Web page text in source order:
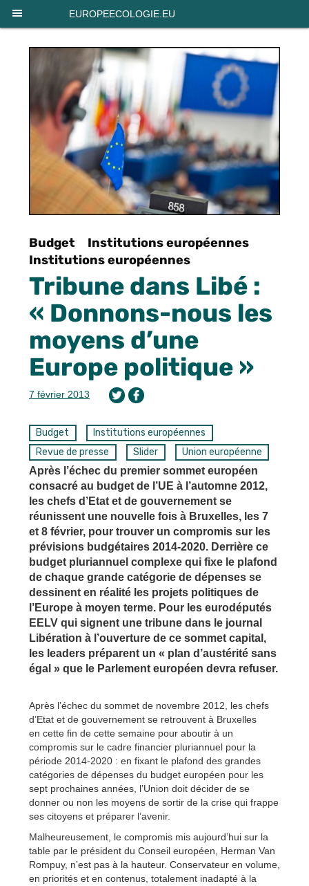
EUROPEECOLOGIE.EU
Budget
Institutions européennes
Institutions européennes
Tribune dans Libé :
« Donnons-nous les
moyens d’une
Europe politique »
7 février 2013
Budget
Institutions européennes
Revue de presse
Slider
Union européenne
Après l’échec du premier sommet européen
consacré au budget de l’UE à l’automne 2012,
les chefs d’Etat et de gouvernement se
réunissent une nouvelle fois à Bruxelles, les 7
et 8 février, pour trouver un compromis sur les
prévisions budgétaires 2014-2020. Derrière ce
budget pluriannuel complexe qui fixe le plafond
de chaque grande catégorie de dépenses se
dessinent en réalité les projets politiques de
l’Europe à moyen terme. Pour les eurodéputés
EELV qui signent une tribune dans le journal
Libération à l’ouverture de ce sommet capital,
les leaders préparent un « plan d’austérité sans
égal » que le Parlement européen devra refuser.
Après l’échec du sommet de novembre 2012, les chefs
d’Etat et de gouvernement se retrouvent à Bruxelles
en cette fin de cette semaine pour aboutir à un
compromis sur le cadre financier pluriannuel pour la
période 2014-2020 : en fixant le plafond des grandes
catégories de dépenses du budget européen pour les
sept prochaines années, l’Union doit décider de se
donner ou non les moyens de sortir de la crise qui frappe
ses citoyens et préparer l’avenir.
Malheureusement, le compromis mis aujourd’hui sur la
table par le président du Conseil européen, Herman Van
Rompuy, n’est pas à la hauteur. Conservateur en volume,
en priorités et en contenus, totalement inadapté à la